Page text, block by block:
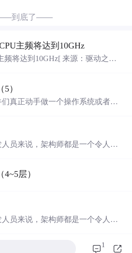
到底了——
主频将达到10GHz
频将达到10GHz[ 来源：驱动之家 ]
称，目前有六种业界趋势，将直接
未来数年内的走向。比较反常的
）
正动手做一个操作系统或者类
法，会被人看不起的，如果自动
员来说，架构师都是一个令人向
称谓的吸引力。架构师是公司的
发人员在工作了一定时间后，就
底向哪个方向发展。...
层）
员来说，架构师都是一个令人向
称谓的吸引力。架构师是公司的
1